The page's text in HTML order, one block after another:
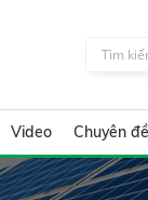
Video Chuyên đề